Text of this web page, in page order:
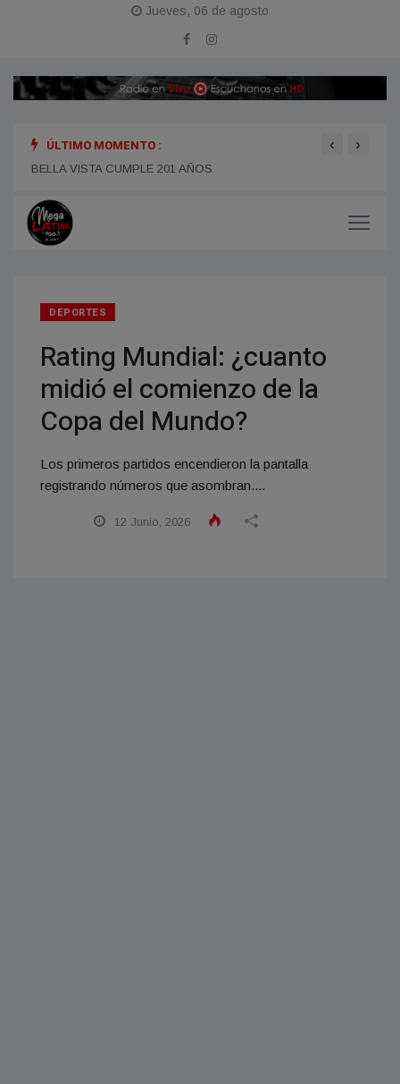
Jueves, 06 de agosto
ÚLTIMO MOMENTO :
BELLA VISTA CUMPLE 201 AÑOS
‹ ›
DEPORTES
Rating Mundial: ¿cuanto
midió el comienzo de la
Copa del Mundo?
Los primeros partidos encendieron la pantalla
registrando números que asombran....
12 Junio, 2026